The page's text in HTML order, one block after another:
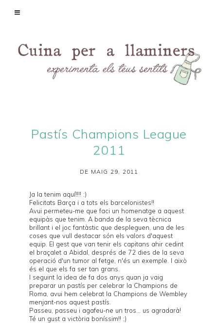
Pastís Champions League
2011
DE MAIG 29, 2011
Ja la tenim aquí!!!! :)
Felicitats Barça i a tots els barcelonistes!!
Avui permeteu-me que faci un homenatge a aquest
equipàs que tenim. A banda de la seva tècnica
brillant i el joc fantàstic que despleguen, una de les
coses que vull destacar són els valors d'aquest
equip. El gest que van tenir els capitans ahir cedint
el braçalet a Abidal, després de 72 dies de la seva
operació d'un tumor al fetge, n'és un exemple. I això
és el que els fa ser tan grans.
I seguint la idea de fa dos anys quan ja vaig
preparar un pastís per celebrar la Champions de
Roma, avui hem celebrat la Champions de Wembley
menjant-nos aquest pastís.
Passeu, passeu i agafeu-ne un tros... us agradarà!
Té un gust a victòria boníssim!! ;)